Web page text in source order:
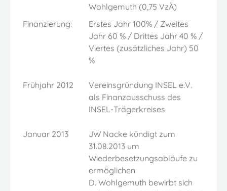
Wohlgemuth (0,75 VzÄ)
Finanzierung:
Erstes Jahr 100% / Zweites
Jahr 60 % / Drittes Jahr 40 % /
Viertes (zusätzliches Jahr) 50
%
Frühjahr 2012
Vereinsgründung INSEL e.V.
als Finanzausschuss des
INSEL-Trägerkreises
Januar 2013
JW Nacke kündigt zum
31.08.2013 um
Wiederbesetzungsabläufe zu
ermöglichen
D. Wohlgemuth bewirbt sich